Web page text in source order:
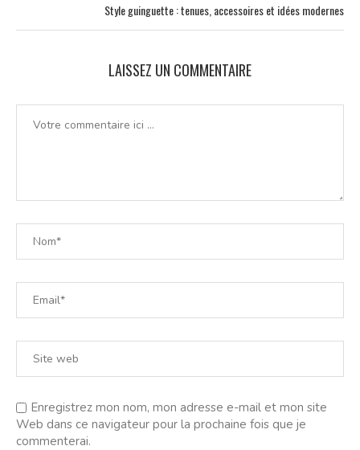
Style guinguette : tenues, accessoires et idées modernes
LAISSEZ UN COMMENTAIRE
Enregistrez mon nom, mon adresse e-mail et mon site
Web dans ce navigateur pour la prochaine fois que je
commenterai.